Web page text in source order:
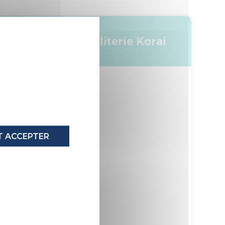
Ensemble literie Korai
ACCEPTER